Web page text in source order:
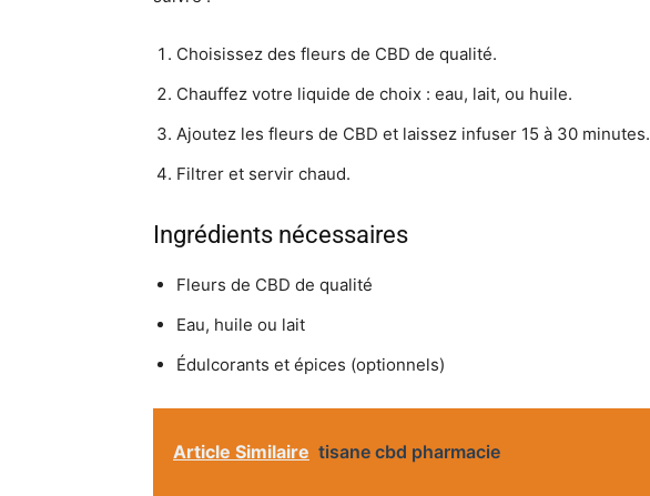
Choisissez des fleurs de CBD de qualité.
Chauffez votre liquide de choix : eau, lait, ou huile.
Ajoutez les fleurs de CBD et laissez infuser 15 à 30 minutes.
Filtrer et servir chaud.
Ingrédients nécessaires
Fleurs de CBD de qualité
Eau, huile ou lait
Édulcorants et épices (optionnels)
Article Similaire tisane cbd pharmacie